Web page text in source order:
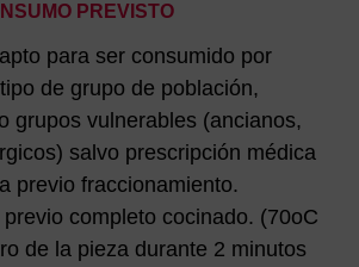
PREVISTO
para ser consumido por
de grupo de población,
grupos vulnerables (ancianos,
salvo prescripción médica
previo fraccionamiento.
completo cocinado. (70oC
de la pieza durante 2 minutos